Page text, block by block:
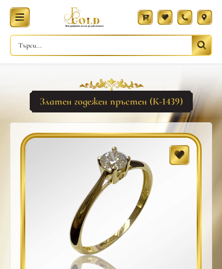
Златен годежен пръстен (К-1439)